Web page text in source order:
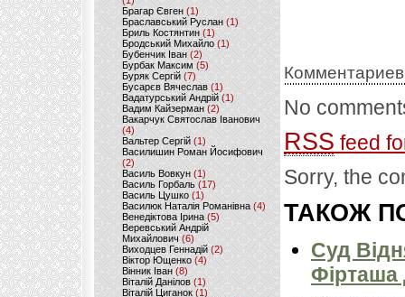
Брагар Євген (1)
Браславський Руслан (1)
Бриль Костянтин (1)
Бродський Михайло (1)
Бубенчик Іван(2)
Бурбак Максим (5)
Буряк Сергій (7)
Бусарєв Вячеслав (1)
Вадатурський Андрій (1)
Вадим Кайзерман (2)
Вакарчук Святослав Іванович
(4)
Вальтер Сергій (1)
Василишин Роман Йосифович
(2)
Василь Вовкун (1)
Василь Горбаль (17)
Василь Цушко (1)
Василюк Наталія Романівна (4)
Венедіктова Ірина(5)
Веревський Андрій
Михайлович (6)
Виходцев Геннадій (2)
Віктор Ющенко (4)
Вінник Іван (8)
Віталій Данілов (1)
Віталій Циганок (1)
No
RSS feed
Sorry, the
ТАКОЖ
Суд